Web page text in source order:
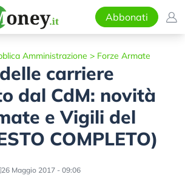
Abbonati
Amministrazione > Forze Armate
carriere
dal CdM: novità
e Vigili del
COMPLETO)
26 Maggio 2017 - 09:06